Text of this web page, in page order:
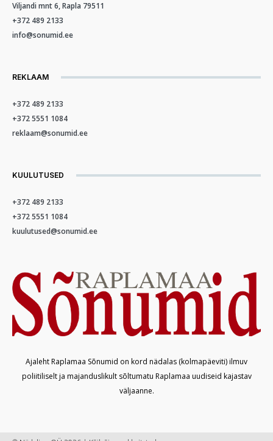
Viljandi mnt 6, Rapla 79511
+372 489 2133
info@sonumid.ee
REKLAAM
+372 489 2133
+372 5551 1084
reklaam@sonumid.ee
KUULUTUSED
+372 489 2133
+372 5551 1084
kuulutused@sonumid.ee
Ajaleht Raplamaa Sõnumid on kord nädalas (kolmapäeviti) ilmuv
poliitiliselt ja majanduslikult sõltumatu Raplamaa uudiseid kajastav
väljaanne.